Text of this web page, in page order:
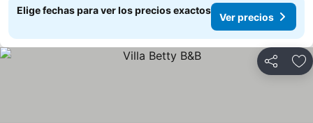
Elige fechas para ver los precios exactos
Ver precios
Compartir